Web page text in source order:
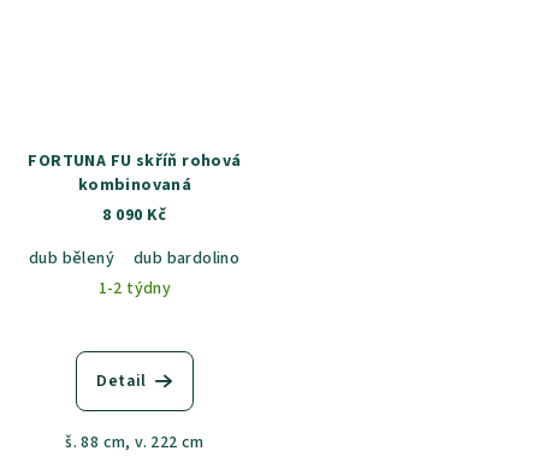
FORTUNA FU skříň rohová
kombinovaná
8 090 Kč
dub bělený
dub bardolino
1-2 týdny
Detail
š. 88 cm, v. 222 cm